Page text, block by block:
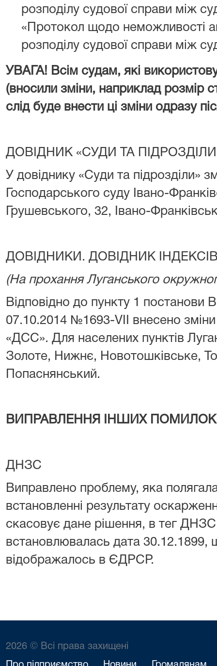
розподілу судової справи між
«Протокол щодо неможливості
розподілу судової справи між
УВАГА! Всім судам, які
(вносили зміни, наприклад розмір
слід буде внести ці зміни одразу
ДОВІДНИК «СУДИ ТА
У довіднику «Суди та підрозділи»
Господарського суду Iвано-
Грушевського, 32, Івано-
ДОВІДНИКИ. ДОВІДНИК
(На прохання Луганського
Відповідно до пункту 1 постанови
07.10.2014 №1693-VII внесено зміни
«ДСС». Для населених пунктів
Золоте, Нижнє, Новотошківське,
Попаснянський.
ВИПРАВЛЕННЯ ІНШИХ ПОМИЛОК
ДНЗС
Виправлено проблему, яка
встановленні результату
скасовує дане рішення, в тег ДНЗС
встановлювалась дата 30.12.1899,
відображалось в ЄДРСР.
2026 © Всі права захищені